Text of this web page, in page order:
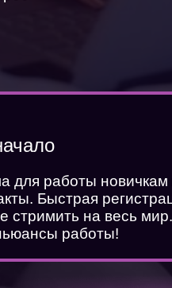
работы
Быстрая
стримить на весь
работы!
веб
на красивых